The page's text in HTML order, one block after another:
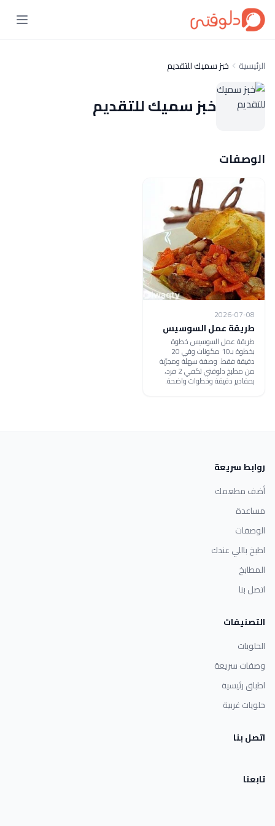
الرئيسية خبز سميك للتقديم
خبز سميك للتقديم
الوصفات
2026-07-08
طريقة عمل السوسيس
طريقة عمل السوسيس خطوة
بخطوة بـ10 مكونات وفي 20
دقيقة فقط. وصفة سهلة ومجرّبة
من مطبخ دلوقتي تكفي 2 فرد،
بمقادير دقيقة وخطوات واضحة.
روابط سريعة
أضف مطعمك
مساعدة
الوصفات
اطبخ باللي عندك
المطابخ
اتصل بنا
التصنيفات
الحلويات
وصفات سريعة
اطباق رئيسية
حلويات غربية
اتصل بنا
تابعنا